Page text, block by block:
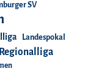
SV
Landespokal
Regionalliga